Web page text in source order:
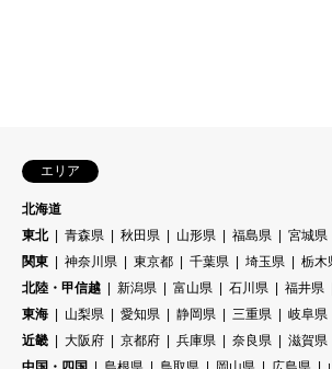
エリア
北海道
東北
青森県 秋田県 山形県 福島県 宮城県
関東
神奈川県 東京都 千葉県 埼玉県 栃木
北陸・甲信越
新潟県 富山県 石川県 福井県
東海
山梨県 愛知県 静岡県 三重県
岐阜県
近畿
大阪府 京都府 兵庫県 奈良県 滋賀県